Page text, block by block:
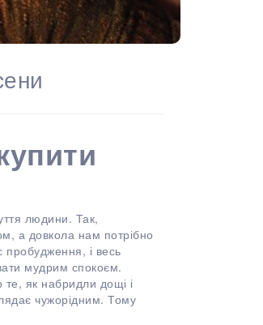
людини. Так,
а довкола нам потрібно
пробудження, і весь
мудрим спокоєм.
як набридли дощі і
чужорідним. Тому